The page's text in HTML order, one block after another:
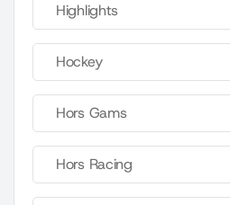
Highlights
Hockey
Hors Gams
Hors Racing